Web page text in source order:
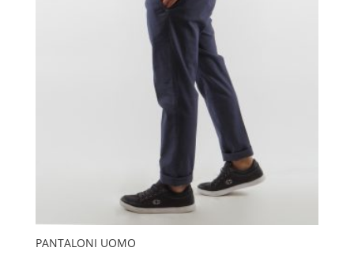
PANTALONI UOMO